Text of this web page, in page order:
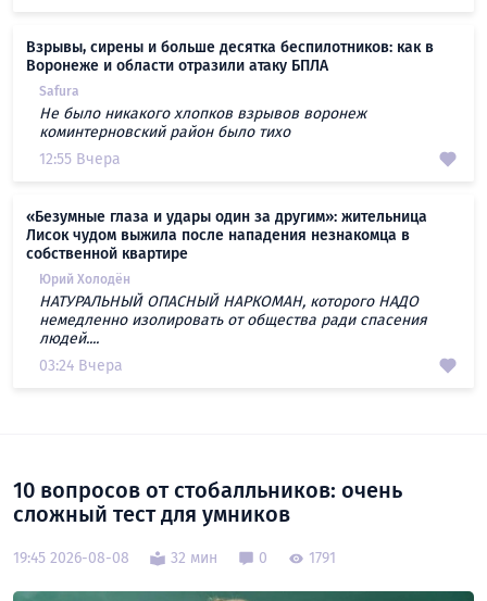
Взрывы, сирены и больше десятка беспилотников: как в
Воронеже и области отразили атаку БПЛА
Safura
Не было никакого хлопков взрывов воронеж
коминтерновский район было тихо
12:55 Вчера
«Безумные глаза и удары один за другим»: жительница
Лисок чудом выжила после нападения незнакомца в
собственной квартире
Юрий Холодён
НАТУРАЛЬНЫЙ ОПАСНЫЙ НАРКОМАН, которого НАДО
немедленно изолировать от общества ради спасения
людей....
03:24 Вчера
10 вопросов от стобалльников: очень
сложный тест для умников
19:45 2026-08-08 32 мин 0 1791